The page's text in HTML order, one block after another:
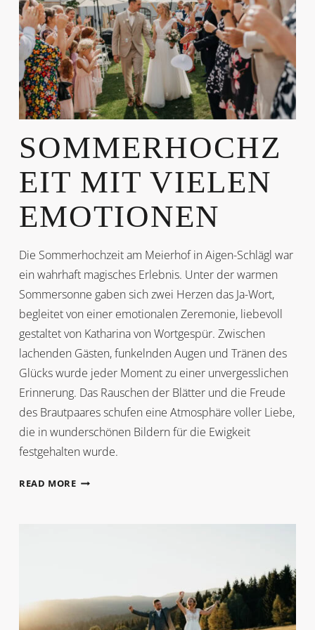
SOMMERHOCHZ
EIT MIT VIELEN
EMOTIONEN
Die Sommerhochzeit am Meierhof in Aigen-Schlägl war
ein wahrhaft magisches Erlebnis. Unter der warmen
Sommersonne gaben sich zwei Herzen das Ja-Wort,
begleitet von einer emotionalen Zeremonie, liebevoll
gestaltet von Katharina von Wortgespür. Zwischen
lachenden Gästen, funkelnden Augen und Tränen des
Glücks wurde jeder Moment zu einer unvergesslichen
Erinnerung. Das Rauschen der Blätter und die Freude
des Brautpaares schufen eine Atmosphäre voller Liebe,
die in wunderschönen Bildern für die Ewigkeit
festgehalten wurde.
READ MORESOMMERHOCHZEIT